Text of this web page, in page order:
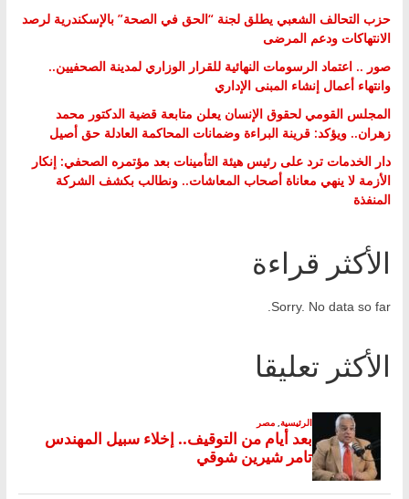
حزب التحالف الشعبي يطلق لجنة “الحق في الصحة” بالإسكندرية لرصد
الانتهاكات ودعم المرضى
صور .. اعتماد الرسومات النهائية للقرار الوزاري لمدينة الصحفيين..
وانتهاء أعمال إنشاء المبنى الإداري
المجلس القومي لحقوق الإنسان يعلن متابعة قضية الدكتور محمد
زهران.. ويؤكد: قرينة البراءة وضمانات المحاكمة العادلة حق أصيل
دار الخدمات ترد على رئيس هيئة التأمينات بعد مؤتمره الصحفي: إنكار
الأزمة لا ينهي معاناة أصحاب المعاشات.. ونطالب بكشف الشركة
المنفذة
الأكثر قراءة
Sorry. No data so far.
الأكثر تعليقا